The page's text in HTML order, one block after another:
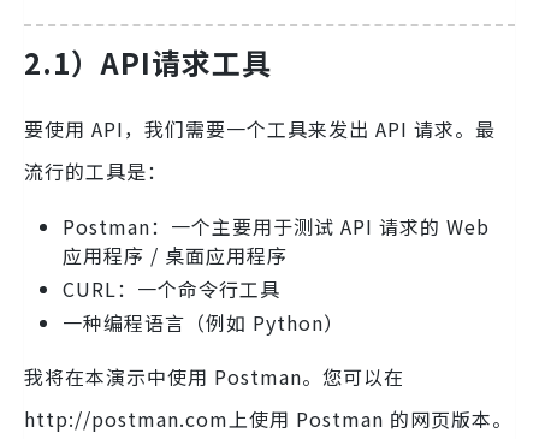
2.1）API请求工具
要使用 API，我们需要一个工具来发出 API 请求。最
流行的工具是：
Postman：一个主要用于测试 API 请求的 Web
应用程序 / 桌面应用程序
CURL：一个命令行工具
一种编程语言（例如 Python）
我将在本演示中使用 Postman。您可以在
http://postman.com上使用 Postman 的网页版本。